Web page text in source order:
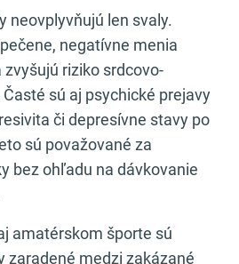
neovplyvňujú len svaly.
negatívne menia
zvyšujú riziko srdcovo-
sú aj psychické prejavy
či depresívne stavy po
sú považované za
bez ohľadu na dávkovanie
amatérskom športe sú
zaradené medzi zakázané